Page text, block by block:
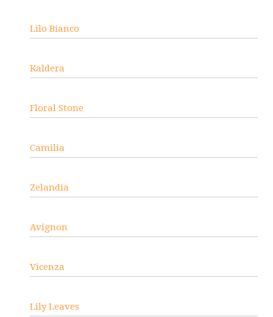
Lilo Bianco
Kaldera
Floral Stone
Camilia
Zelandia
Avignon
Vicenza
Lily Leaves